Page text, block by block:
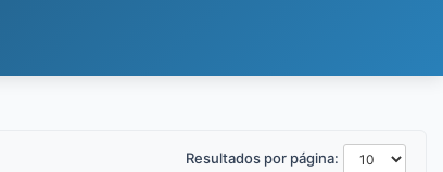
Resultados por página: